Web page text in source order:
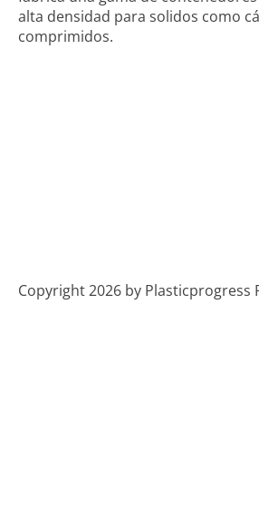
alta densidad para solidos como
comprimidos.
Copyright 2026 by Plasticprogress